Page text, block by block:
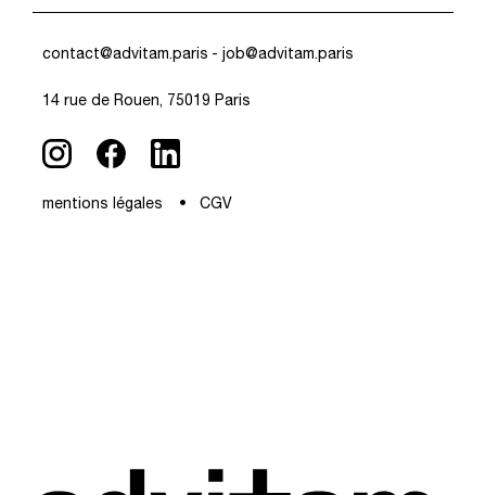
contact@advitam.paris - job@advitam.paris
14 rue de Rouen, 75019 Paris
mentions légales CGV